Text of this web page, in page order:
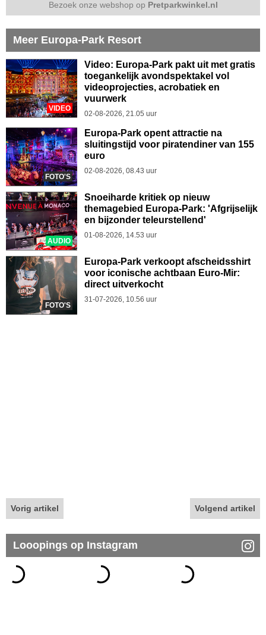
Bezoek onze webshop op Pretparkwinkel.nl
Meer Europa-Park Resort
VIDEO
Video: Europa-Park pakt uit met gratis
toegankelijk avondspektakel vol
videoprojecties, acrobatiek en
vuurwerk
02-08-2026, 21.05 uur
FOTO'S
Europa-Park opent attractie na
sluitingstijd voor piratendiner van 155
euro
02-08-2026, 08.43 uur
AUDIO
Snoeiharde kritiek op nieuw
themagebied Europa-Park: 'Afgrijselijk
en bijzonder teleurstellend'
01-08-2026, 14.53 uur
FOTO'S
Europa-Park verkoopt afscheidsshirt
voor iconische achtbaan Euro-Mir:
direct uitverkocht
31-07-2026, 10.56 uur
Vorig artikel Volgend artikel
Looopings op Instagram